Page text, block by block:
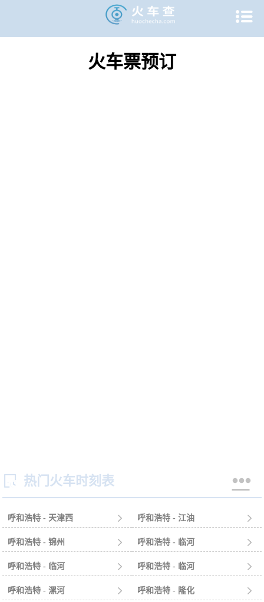

火车票预订
 热门火车时刻表 
呼和浩特 - 天津西  呼和浩特 - 江油 
呼和浩特 - 锦州  呼和浩特 - 临河 
呼和浩特 - 临河  呼和浩特 - 临河 
呼和浩特 - 漯河  呼和浩特 - 隆化 